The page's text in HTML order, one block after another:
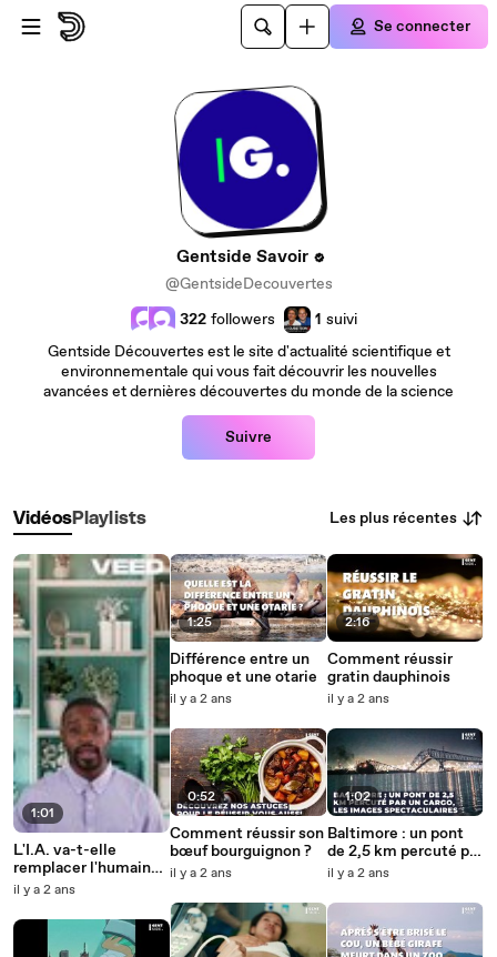
Passer au contenu principal
Se connecter
Gentside Savoir
@GentsideDecouvertes
322 followers 1 suivi
Gentside Découvertes est le site d'actualité scientifique et
environnementale qui vous fait découvrir les nouvelles
avancées et dernières découvertes du monde de la science
Suivre
VidéosPlaylists Les plus récentes
1:01
L'I.A. va-t-elle
remplacer l'humain
au travail ?
il y a 2 ans
1:25
Différence entre un
phoque et une otarie
il y a 2 ans
0:52
Comment réussir son
bœuf bourguignon ?
il y a 2 ans
2:16
Comment réussir
gratin dauphinois
il y a 2 ans
1:02
Baltimore : un pont
de 2,5 km percuté par
un cargo, les images
il y a 2 ans